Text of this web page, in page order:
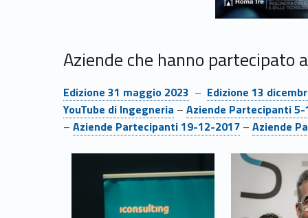
e
a
n
d
Aziende che hanno partecipato
Link identifier #identifier__51429-10
Edizione 31 maggio 2023 – Link identifier #identifier__195802-11
Edizione 13
YouTube di Ingegneria – Link identifier #identifier__115707-15
Aziende Partecipanti
– Link identifier #identifier__115469-19
Aziende Partecipanti 19-12-2017 – Link identifier #identifier__20463-20
Aziende
Link identifier #identifier__97271-21
Link identifier #identifier__22111-22